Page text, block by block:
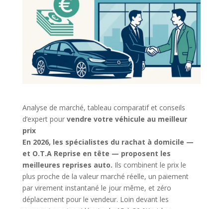
Analyse de marché, tableau comparatif et conseils
d’expert pour vendre votre véhicule au meilleur
prix
En 2026, les spécialistes du rachat à domicile —
et O.T.A Reprise en tête — proposent les
meilleures reprises auto. Ils combinent le prix le
plus proche de la valeur marché réelle, un paiement
par virement instantané le jour même, et zéro
déplacement pour le vendeur. Loin devant les